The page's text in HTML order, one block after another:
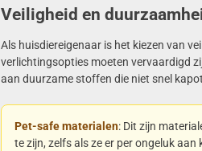
Veiligheid en
Als huisdiereigenaar is het kiezen van
verlichtingsopties moeten vervaardigd
aan duurzame stoffen die niet snel
Pet-safe materialen: Dit zijn
te zijn, zelfs als ze er per ongeluk